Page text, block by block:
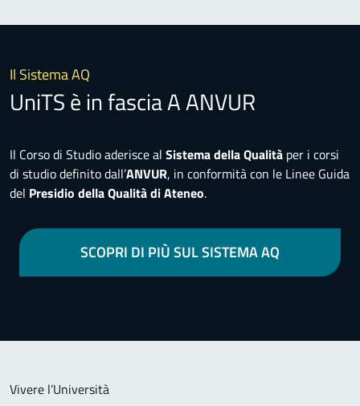
Il Sistema AQ
UniTS è in fascia A ANVUR
Il Corso di Studio aderisce al Sistema della Qualità per i corsi
di studio definito dall’ANVUR, in conformità con le Linee Guida
del Presidio della Qualità di Ateneo.
SCOPRI DI PIÙ SUL SISTEMA AQ
Vivere l’Università